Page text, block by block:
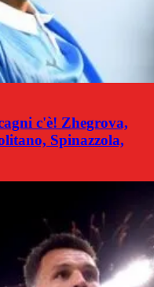
c'è! Zhegrova,
Spinazzola,